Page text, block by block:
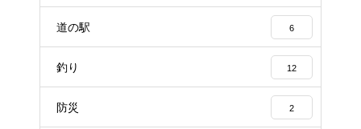
道の駅 6
釣り 12
防災 2